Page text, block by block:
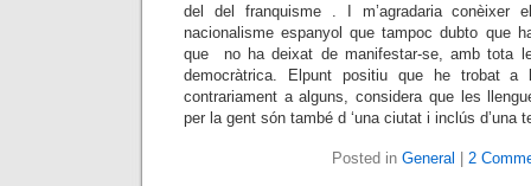
del del franquisme . I m’agradaria conèixer
nacionalisme espanyol que tampoc dubto que
que no ha deixat de manifestar-se, amb tota
democràtrica. Elpunt positiu que he trobat
contrariament a alguns, considera que les
per la gent són també d ‘una ciutat i inclús d’una
Posted in General 2